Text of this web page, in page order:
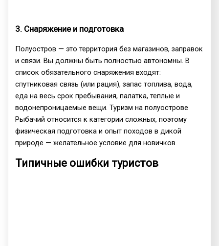
3. Снаряжение и подготовка
Полуостров — это территория без магазинов, заправок
и связи. Вы должны быть полностью автономны. В
список обязательного снаряжения входят:
спутниковая связь (или рация), запас топлива, вода,
еда на весь срок пребывания, палатка, теплые и
водонепроницаемые вещи. Туризм на полуострове
Рыбачий относится к категории сложных, поэтому
физическая подготовка и опыт походов в дикой
природе — желательное условие для новичков.
Типичные ошибки туристов